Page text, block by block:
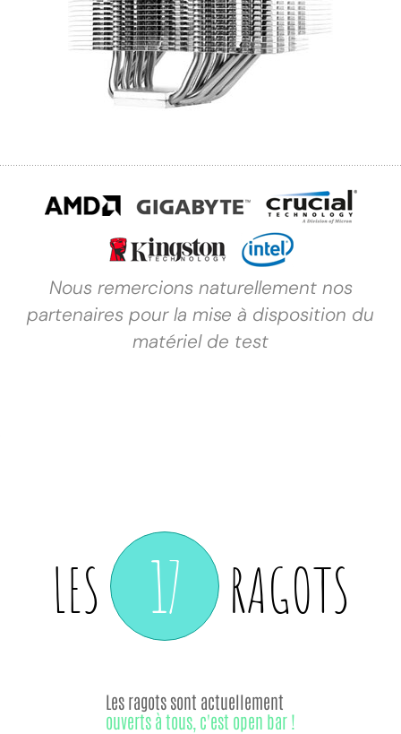
Nous remercions naturellement nos
partenaires pour la mise à disposition du
matériel de test
LES 17 RAGOTS
Les ragots sont actuellement
ouverts à tous, c'est open bar !